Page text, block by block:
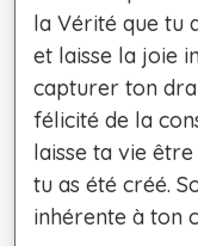
la Vérité que tu
et laisse la joie
capturer ton
félicité de la
laisse ta vie
tu as été créé.
inhérente à ton